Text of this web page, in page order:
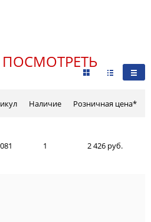
Наличие Розничная цена*
1 2 426 руб.